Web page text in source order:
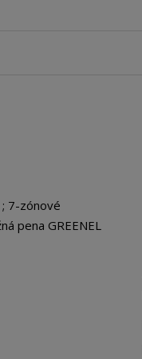
; 7-zónové
pena GREENEL